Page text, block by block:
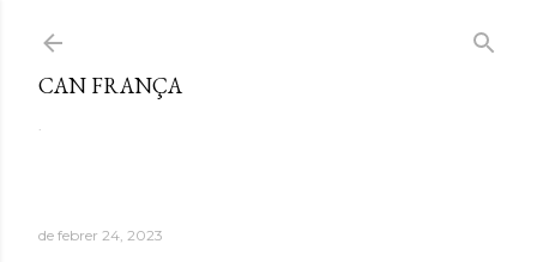
CAN FRANÇA
.
de febrer 24, 2023